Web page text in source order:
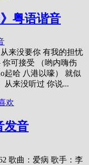
粤语谐音
来没要你 有我的担忧
你可接受 （哟内嗨伤
起哈 八港以嚎） 就似
从来没听过 你说...
欢
发音
歌曲：爱病 歌手：李